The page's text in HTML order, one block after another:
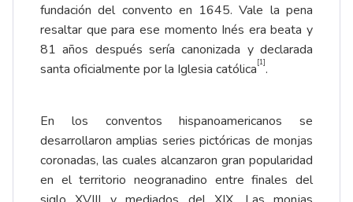
fundación del convento en 1645. Vale la pena
resaltar que para ese momento Inés era beata y
81 años después sería canonizada y declarada
santa oficialmente por la Iglesia católica[1].
En los conventos hispanoamericanos se
desarrollaron amplias series pictóricas de monjas
coronadas, las cuales alcanzaron gran popularidad
en el territorio neogranadino entre finales del